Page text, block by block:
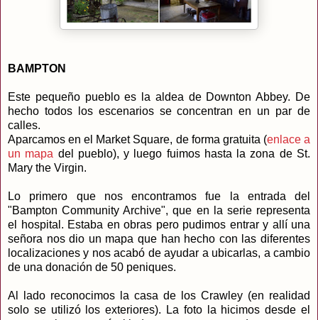
BAMPTON
Este pequeño pueblo es la aldea de Downton Abbey. De
hecho todos los escenarios se concentran en un par de
calles.
Aparcamos en el Market Square, de forma gratuita (enlace a
un mapa del pueblo), y luego fuimos hasta la zona de St.
Mary the Virgin.
Lo primero que nos encontramos fue la entrada del
"Bampton Community Archive", que en la serie representa
el hospital. Estaba en obras pero pudimos entrar y allí una
señora nos dio un mapa que han hecho con las diferentes
localizaciones y nos acabó de ayudar a ubicarlas, a cambio
de una donación de 50 peniques.
Al lado reconocimos la casa de los Crawley (en realidad
solo se utilizó los exteriores). La foto la hicimos desde el